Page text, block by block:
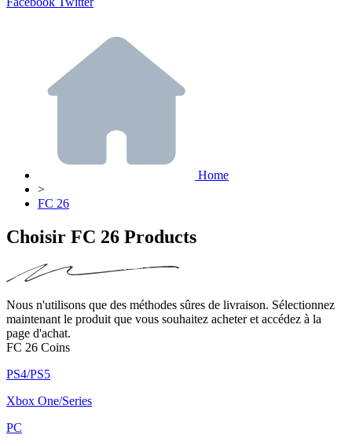
Home
>
FC 26
Choisir FC 26 Products
Nous n'utilisons que des méthodes sûres de livraison. Sélectionnez
maintenant le produit que vous souhaitez acheter et accédez à la
page d'achat.
FC 26 Coins
PS4/PS5
Xbox One/Series
PC